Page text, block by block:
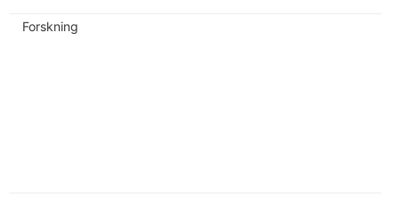
Forskning